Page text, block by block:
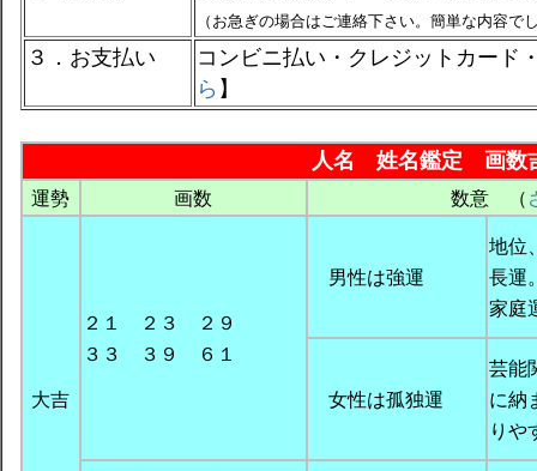
（お急ぎの場合はご連絡下さい。簡単な内容で
３．お支払い
コンビニ払い・クレジットカード
ら 】
人名 姓名鑑定 画数
運勢 画数 数意 （
大吉
２１ ２３ ２９
３３ ３９ ６１
男性は強運
地位
長運
家庭
女性は孤独運
芸能
に納
りや